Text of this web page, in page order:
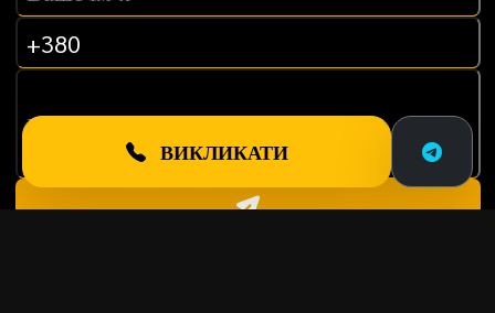
ВИКЛИКАТИ